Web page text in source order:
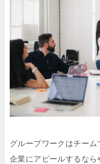
グループワークはチーム
企業にアピールするな